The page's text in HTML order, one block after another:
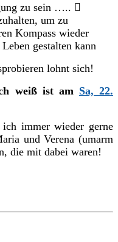
zu sein ….. 
um zu
Kompass wieder
gestalten kann
lohnt sich!
weiß ist am Sa, 22.
immer wieder gerne
und Verena (umarm
die mit dabei waren!